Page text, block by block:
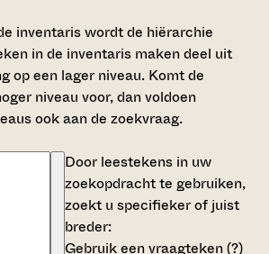
inventaris wordt de hiërarchie
in de inventaris maken deel uit
op een lager niveau. Komt de
niveau voor, dan voldoen
ook aan de zoekvraag.
Door leestekens in uw
zoekopdracht te gebruiken,
zoekt u specifieker of juist
breder:
Gebruik eenvraagteken (?)